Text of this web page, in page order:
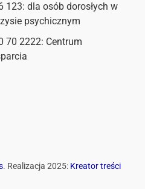
123: dla osób dorosłych w
psychicznym
70 2222: Centrum
. Realizacja 2025: Kreator treści